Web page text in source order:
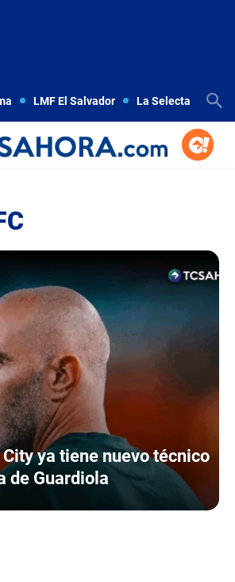
LMF El Salvador La Selecta
ya tiene nuevo técnico
de Guardiola